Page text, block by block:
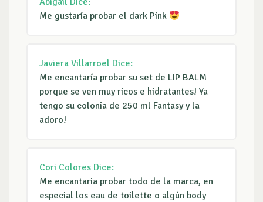
Me gustaría probar el dark Pink
Javiera Villarroel Dice:
Me encantaría probar su set de LIP BALM
porque se ven muy ricos e hidratantes! Ya
tengo su colonia de 250 ml Fantasy y la
adoro!
Cori Colores Dice:
Me encantaria probar todo de la marca, en
especial los eau de toilette o algún body